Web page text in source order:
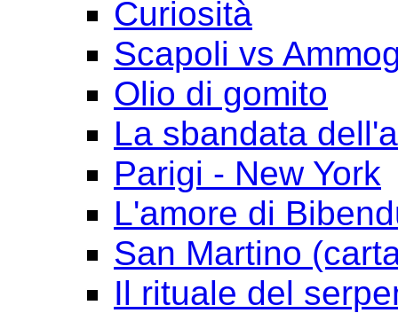
Curiosità
Scapoli vs
Olio di gomito
La sbandata
Parigi - New York
L'amore di
San Martino
Il rituale del